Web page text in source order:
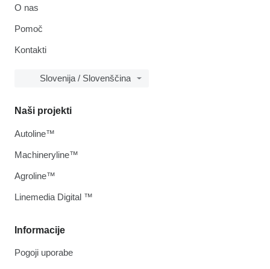
O nas
Pomoč
Kontakti
Slovenija / Slovenščina
Informacije
Pogoji uporabe
Naši projekti
Autoline™
Machineryline™
Agroline™
Linemedia Digital ™